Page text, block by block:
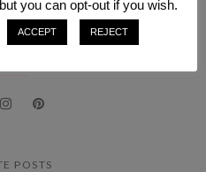
POSTS
you can opt-out if you wish.
ACCEPT REJECT